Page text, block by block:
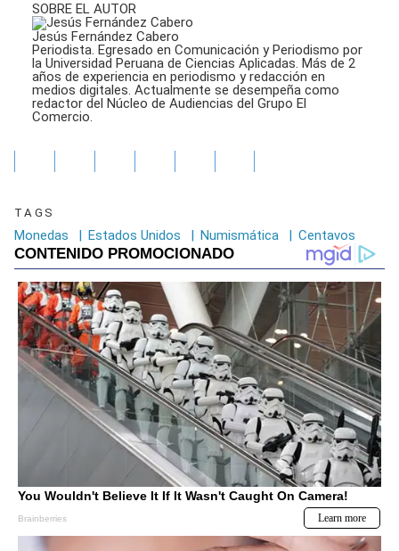
SOBRE EL AUTOR
Jesús Fernández Cabero
Periodista. Egresado en Comunicación y Periodismo por
la Universidad Peruana de Ciencias Aplicadas. Más de 2
años de experiencia en periodismo y redacción en
medios digitales. Actualmente se desempeña como
redactor del Núcleo de Audiencias del Grupo El
Comercio.
TAGS
Monedas | Estados Unidos | Numismática | Centavos